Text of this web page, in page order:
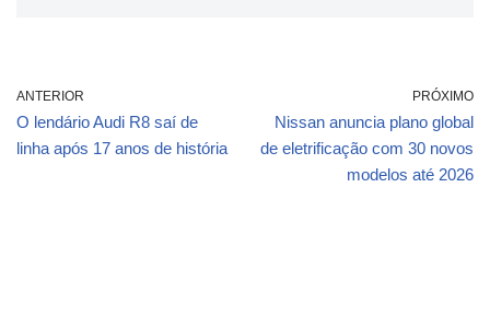
ANTERIOR
O lendário Audi R8 saí de
linha após 17 anos de história
PRÓXIMO
Nissan anuncia plano global
de eletrificação com 30 novos
modelos até 2026